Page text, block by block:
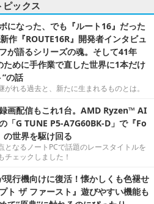
ピックス
になった、でも『ルート16』だった
作『ROUTE16R』開発者インタビュ
が語るシリーズの魂。そして41年
ために手作業で直した世界に1本だけ
の話
がれる過去と、新たに生まれるものとは。
画配信もこれ1台。AMD Ryzen™ AI
「G TUNE P5-A7G60BK-D」で『Fo
世界を駆け回る
となるノートPCで話題のレースタイトルを
チェックしました！
現行機向けに復活！懐かしくも色褪せ
ト ザ ファースト』遊びやすい機能も